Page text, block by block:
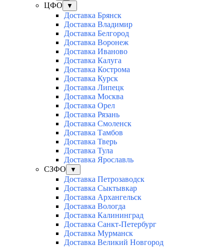
ЦФО ▼
Доставка Брянск
Доставка Владимир
Доставка Белгород
Доставка Воронеж
Доставка Иваново
Доставка Калуга
Доставка Кострома
Доставка Курск
Доставка Липецк
Доставка Москва
Доставка Орел
Доставка Рязань
Доставка Смоленск
Доставка Тамбов
Доставка Тверь
Доставка Тула
Доставка Ярославль
СЗФО
▼
Доставка Петрозаводск
Доставка Сыктывкар
Доставка Архангельск
Доставка Вологда
Доставка Калининград
Доставка Санкт-Петербург
Доставка Мурманск
Доставка Великий Новгород